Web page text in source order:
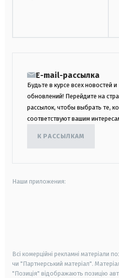
E-mail-рассылка
Будьте в курсе всех новостей и
обновлений! Перейдите на
рассылок, чтобы выбрать те,
соответствуют вашим
К РАССЫЛКАМ
Наши приложения:
Всі комерційні рекламні матеріали
чи "Партнерський матеріал".
"Позиція" відображають позицію